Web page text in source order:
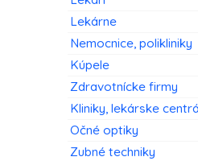
Lekárne
Nemocnice, polikliniky
Kúpele
Zdravotnícke firmy
Kliniky, lekárske centrá
Očné optiky
Zubné techniky